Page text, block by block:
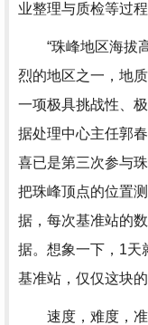
业整理与质检等过
“珠峰地区海拔高
烈的地区之一，地
一项极具挑战性、
据处理中心主任郭
喜已是第三次参与
把珠峰顶点的位置
据，每次基准站的
据。想象一下，1天
基准站，仅仅这块
速度，难度，准